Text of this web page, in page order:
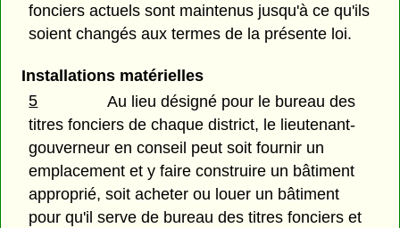
fonciers actuels sont maintenus jusqu'à ce qu'ils
soient changés aux termes de la présente loi.
Installations matérielles
5
Au lieu désigné pour le bureau des
titres fonciers de chaque district, le lieutenant-
gouverneur en conseil peut soit fournir un
emplacement et y faire construire un bâtiment
approprié, soit acheter ou louer un bâtiment
pour qu'il serve de bureau des titres fonciers et